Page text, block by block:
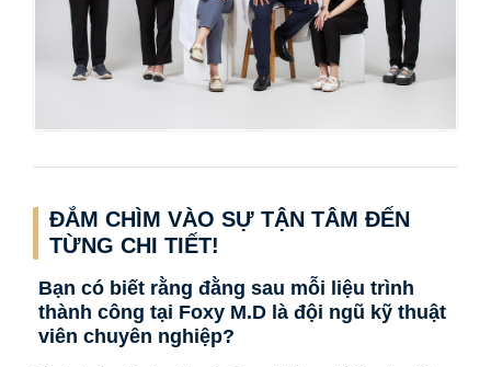
ĐẮM CHÌM VÀO SỰ TẬN TÂM ĐẾN
TỪNG CHI TIẾT!
Bạn có biết rằng đằng sau mỗi liệu trình
thành công tại Foxy M.D là đội ngũ kỹ thuật
viên chuyên nghiệp?